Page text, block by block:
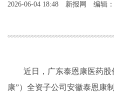
2026-06-04 18:48 新报网 编辑
近日，广东泰恩康医药股
康”）全资子公司安徽泰恩康